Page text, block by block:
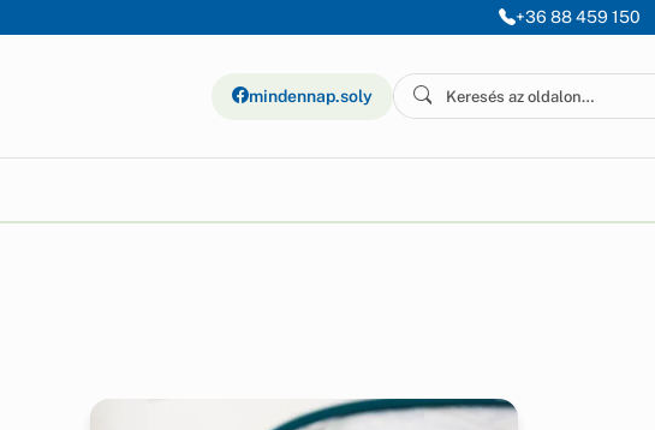
+36 88 459 150
mindennap.soly